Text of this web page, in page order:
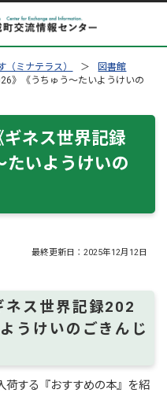
（ミナテラス）
図書館
》《うちゅう～たいようけいの
ギネス世界記録
たいようけいの
最終更新日： 2025年12月12日
ネス世界記録202
うけいのごきんじ
荷する『おすすめの本』を紹